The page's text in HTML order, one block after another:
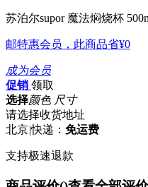
苏泊尔supor 魔法焖烧杯
邮特惠会员，此商品省¥0
成为会员
促销 领取
选择颜色 尺寸
请选择收货地址
北京|快递： 免运费
支持极速退款